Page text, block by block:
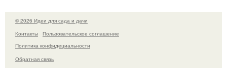
© 2026 Идеи для сада и дачи
Контакты
Пользовательское соглашение
Политика конфидециальности
Обратная связь